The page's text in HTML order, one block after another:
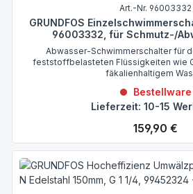
Art.-Nr. 96003332
GRUNDFOS
96003332, für Schmutz-/
Abwasser-Schwimmerschalter für
feststoffbelasteten Flüssigkeiten wie
fäkalienhaltigem
Bestellware
Lieferzeit: 10-15
Regulärer Preis:
159,90 €